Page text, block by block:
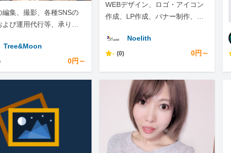
編集、撮影、各種SNSの
よび運用代行等、承りま
Tree&Moon
0円～
WEBデザイン、ロゴ・アイコン
作成、LP作成、バナー制作、動
Noelith
- (0) 0円～